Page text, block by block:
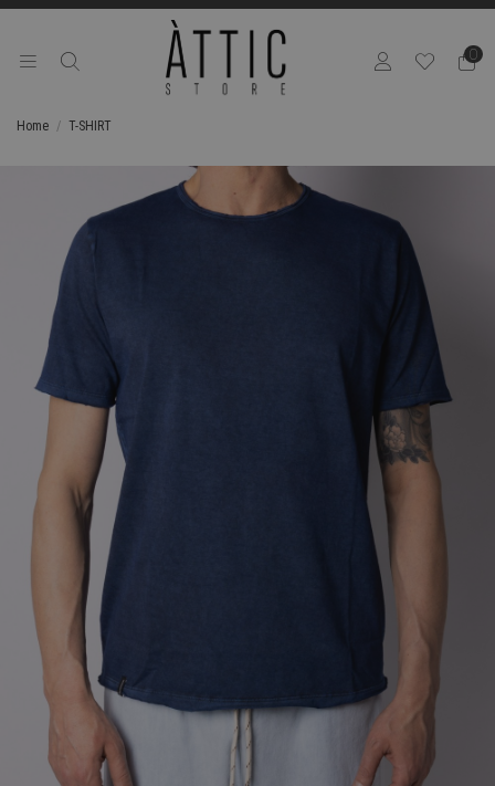
0
Home T-SHIRT